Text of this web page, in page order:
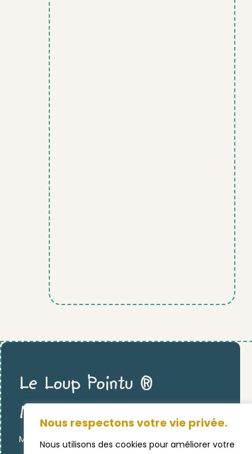
Nous respectons votre vie privée.
Nous utilisons des cookies pour améliorer votre
Le Loup Pointu ®
Montessori
MATÉRIEL ÉDUCATIF & PÉDAGOGIQUE